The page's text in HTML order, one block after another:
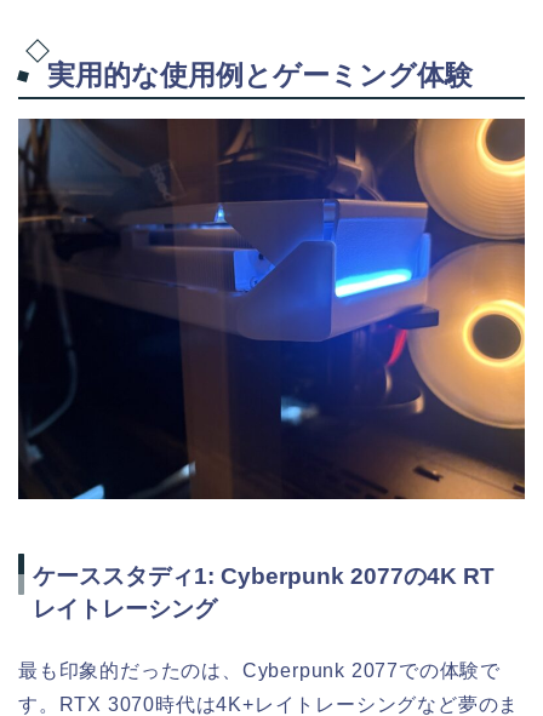
実用的な使用例とゲーミング体験
ケーススタディ1: Cyberpunk 2077の4K RT
レイトレーシング
最も印象的だったのは、Cyberpunk 2077での体験で
す。RTX 3070時代は4K+レイトレーシングなど夢のま